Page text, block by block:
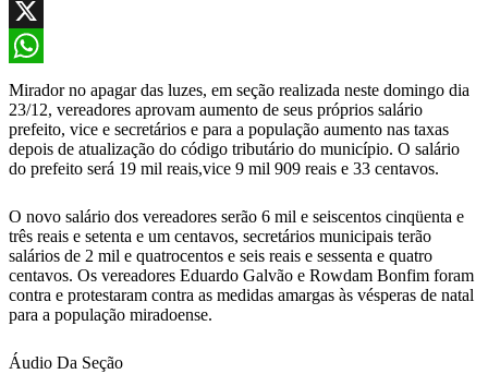
Facebook
X
WhatsApp
Mirador no apagar das luzes, em seção realizada neste domingo dia
23/12, vereadores aprovam aumento de seus próprios salário
prefeito, vice e secretários e para a população aumento nas taxas
depois de atualização do código tributário do município. O salário
do prefeito será 19 mil reais,vice 9 mil 909 reais e 33 centavos.
O novo salário dos vereadores serão 6 mil e seiscentos cinqüenta e
três reais e setenta e um centavos, secretários municipais terão
salários de 2 mil e quatrocentos e seis reais e sessenta e quatro
centavos. Os vereadores Eduardo Galvão e Rowdam Bonfim foram
contra e protestaram contra as medidas amargas às vésperas de natal
para a população miradoense.
Áudio Da Seção